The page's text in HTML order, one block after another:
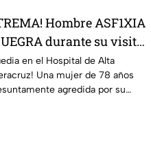
Hombre ASF1XIA
durante su visita
en México; así ocurrió
en el Hospital de Alta
Una mujer de 78 años
agredida por su